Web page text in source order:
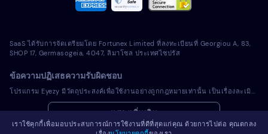
Português
Türkçe
Polski
SaaS ได้รับการจัดเตรียมโดย Fortunex Limited ที่ลงทะเบียนที่ Georgiou A, 83,
SHOP 17, Germasogeia, 4047, ลิมาโซล ประเทศไซปรัส
ข้อความปฏิเสธความรับผิดชอบ
โปรแกรม Eyezy มีวัตถุประสงค์เพื่อใช้งานอย่างถูกกฎหมายเท่านั้น เป็นเรื่องละเมิดการบังคับใช้กฎหมายและกฎหมายในเขตอำนาจศาลท้องถิ่นของคุณในการติดตั้งโปรแกรมที่มีลิขสิทธิ์ลงในอุปกรณ์ที่คุณไม่ได้เป็นเจ้าของ โดยทั่วไปแล้วกฎหมายกำหนดให้คุณแจ้งเตือนเจ้าของอุปกรณ์เครื่องที่คุณตั้งใจจะติดตั้งโปรแกรมที่มีลิขสิทธิ์ดังกล่าว การละเมิดข้อกำหนดนี้อาจมีผลเป็นบทลงโทษทางแพ่งและอาญาที่รุนแรง คุณควรปรึกษาที่ปรึกษาทางกฎหมายของคุณเรื่องการใช้งานโปรแกรมที่มีลิขสิทธิ์อย่างถูกกฎหมายในเขตอำนาจศาลก่อนที่จะติดตั้งและใช้งาน คุณเป็นผู้รับผิดชอบแต่เพียงผู้เดียวสำหรับการติดตั้งโปรแกรมที่มีลิขสิทธิ์ในอุปกรณ์ดังกล่าว และคุณตระหนักว่า Eyezy ไม่สามารถรับผิดชอบเรื่องดังกล่าว
แสดงเพิ่มเติม
เราใช้คุกกี้เพื่อมอบประสบการณ์การใช้งานที่ดีที่สุดแก่คุณ ด้วยการไปต่อ คุณตกลง